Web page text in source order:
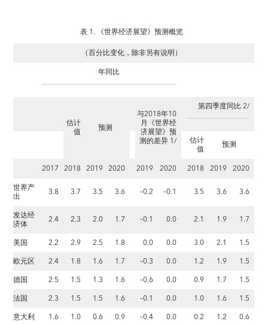
表 1. 《世界经济展望》预测概览
（百分比变化，除非另有说明）
年同比
估计
值 预测
与2018年10
月《世界经
济展望》预
测的差异 1/
第四季度同比 2/
估计
值
预测
2017 2018 2019 2020 2019 2020 2018 2019 2020
世界产
出 3.8 3.7 3.5 3.6 –0.2 –0.1 3.5 3.6
3.6
发达经
济体 2.4 2.3 2.0 1.7 –0.1 0.0 2.1 1.9
1.7
美国
2.2 2.9 2.5 1.8 0.0 0.0 3.0 2.1
1.5
欧元区
2.4 1.8 1.6 1.7 –0.3 0.0 1.2 1.9
1.5
德国
2.5 1.5 1.3 1.6 –0.6 0.0 0.9 1.7
1.5
法国
2.3 1.5 1.5 1.6 –0.1 0.0 1.0 1.6
1.5
意大利
1.6 1.0 0.6 0.9 –0.4 0.0 0.2 1.2
0.6